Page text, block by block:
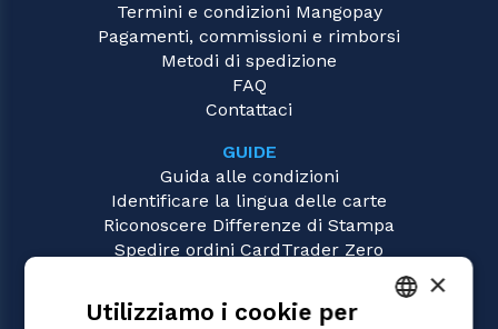
Termini e condizioni Mangopay
Pagamenti, commissioni e rimborsi
Metodi di spedizione
FAQ
Contattaci
GUIDE
Guida alle condizioni
Identificare la lingua delle carte
Riconoscere Differenze di Stampa
Spedire ordini CardTrader Zero
GIOCHI
×
Utilizziamo i cookie per